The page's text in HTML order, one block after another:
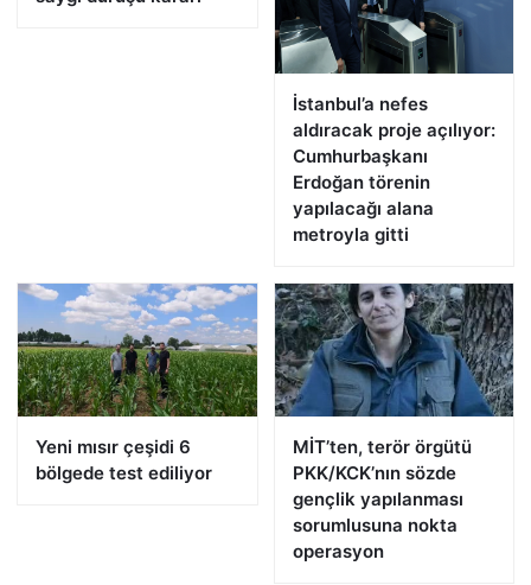
İstanbul’a nefes
aldıracak proje açılıyor:
Cumhurbaşkanı
Erdoğan törenin
yapılacağı alana
metroyla gitti
Yeni mısır çeşidi 6
bölgede test ediliyor
MİT’ten, terör örgütü
PKK/KCK’nın sözde
gençlik yapılanması
sorumlusuna nokta
operasyon